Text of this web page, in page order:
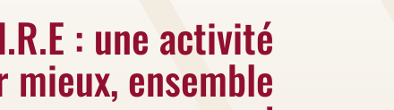
: une activité
mieux, ensemble